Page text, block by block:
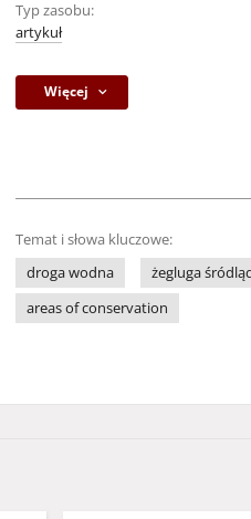
Typ zasobu:
artykuł
Więcej
Temat i słowa kluczowe:
droga wodna
żegluga
areas of conservation